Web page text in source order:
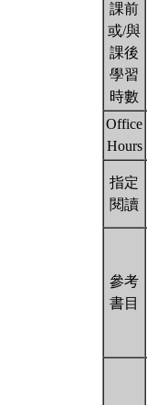
課前
或/與
課後
學習
時數
Office
Hours
指定
閱讀
參考
書目